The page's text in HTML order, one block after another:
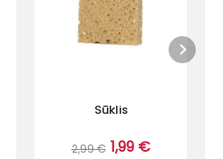
Sūklis
2,99 € 1,99 €